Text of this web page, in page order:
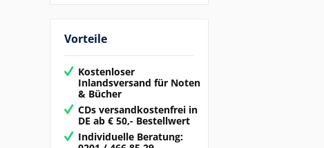
Vorteile
Kostenloser
Inlandsversand für Noten
& Bücher
CDs versandkostenfrei in
DE ab € 50,- Bestellwert
Individuelle Beratung: